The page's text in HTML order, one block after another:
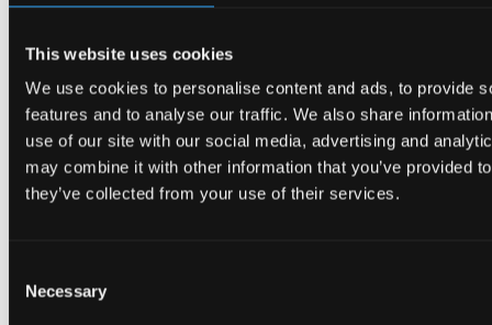
This website uses cookies
We use cookies to personalise content and ads, to provide
features and to analyse our traffic. We also share
use of our site with our social media, advertising and
may combine it with other information that you’ve provided
they’ve collected from your use of their services.
Selection
Necessary
Om København
Om Ørestad